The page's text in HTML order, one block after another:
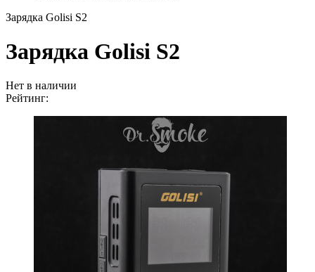
Зарядка Golisi S2
Зарядка Golisi S2
Нет в наличии
Рейтинг: